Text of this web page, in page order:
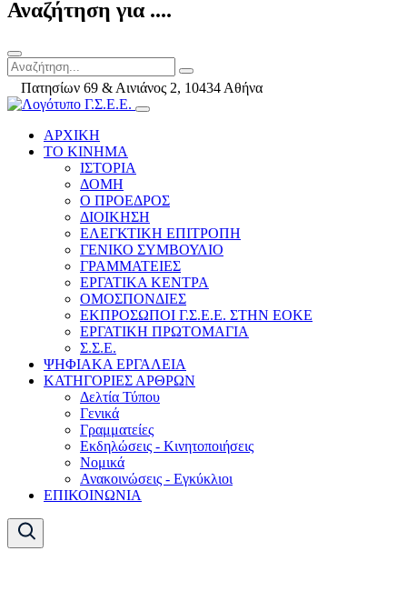
Αναζήτηση για ....
Πατησίων 69 & Αινιάνος 2, 10434 Αθήνα
ΑΡΧΙΚΗ
ΤΟ ΚΙΝΗΜΑ
ΙΣΤΟΡΙΑ
ΔΟΜΗ
Ο ΠΡΟΕΔΡΟΣ
ΔΙΟΙΚΗΣΗ
ΕΛΕΓΚΤΙΚΗ ΕΠΙΤΡΟΠΗ
ΓΕΝΙΚΟ ΣΥΜΒΟΥΛΙΟ
ΓΡΑΜΜΑΤΕΙΕΣ
ΕΡΓΑΤΙΚΑ ΚΕΝΤΡΑ
ΟΜΟΣΠΟΝΔΙΕΣ
ΕΚΠΡΟΣΩΠΟΙ Γ.Σ.Ε.Ε. ΣΤΗΝ ΕΟΚΕ
ΕΡΓΑΤΙΚΗ ΠΡΩΤΟΜΑΓΙΑ
Σ.Σ.Ε.
ΨΗΦΙΑΚΑ ΕΡΓΑΛΕΙΑ
ΚΑΤΗΓΟΡΙΕΣ ΑΡΘΡΩΝ
Δελτία Τύπου
Γενικά
Γραμματείες
Εκδηλώσεις - Κινητοποιήσεις
Νομικά
Ανακοινώσεις - Εγκύκλιοι
ΕΠΙΚΟΙΝΩΝΙΑ